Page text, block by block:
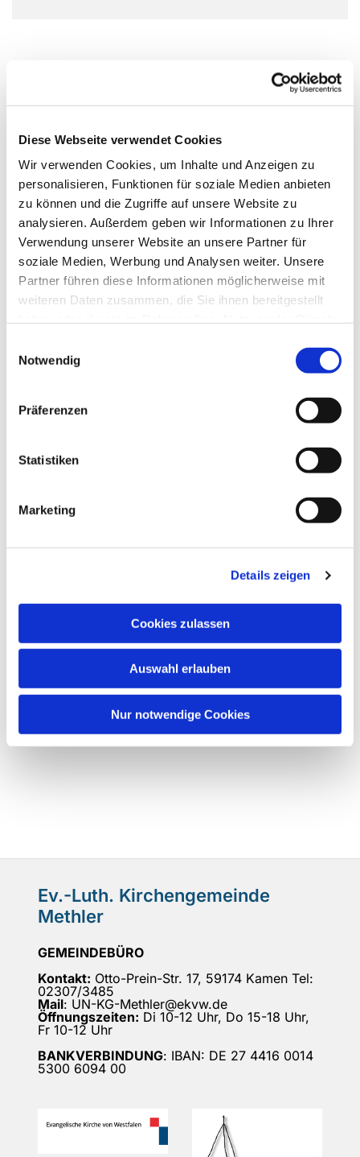
Diese Webseite verwendet Cookies
Wir verwenden Cookies, um Inhalte und Anzeigen zu
personalisieren, Funktionen für soziale Medien anbieten
zu können und die Zugriffe auf unsere Website zu
analysieren. Außerdem geben wir Informationen zu Ihrer
Verwendung unserer Website an unsere Partner für
soziale Medien, Werbung und Analysen weiter. Unsere
Partner führen diese Informationen möglicherweise mit
weiteren Daten zusammen, die Sie ihnen bereitgestellt
Notwendig
Präferenzen
Statistiken
Marketing
Details zeigen
Cookies zulassen
Auswahl erlauben
Nur notwendige Cookies
Ev.-Luth. Kirchengemeinde
Methler
GEMEINDEBÜRO
Kontakt: Otto-Prein-Str. 17, 59174 Kamen Tel:
02307/3485
Mail: UN-KG-Methler@ekvw.de
Öffnungszeiten: Di 10-12 Uhr, Do 15-18 Uhr,
Fr 10-12 Uhr
BANKVERBINDUNG: IBAN: DE 27 4416 0014
5300 6094 00